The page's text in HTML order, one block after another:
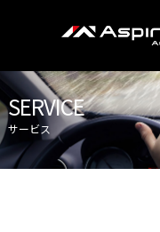
SERVICE
サービス